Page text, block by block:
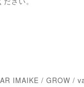
IMAIKE / GROW /